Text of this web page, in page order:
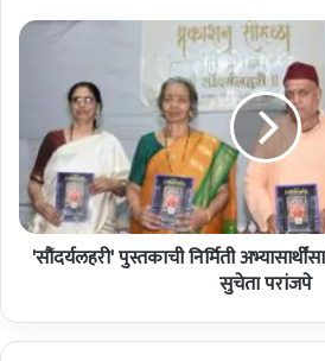
तं
त्रि
म
बु
द्धि
ची
'
री
'
पु
नि
'सौंदर्यलहरी' पुस्तकाची निर्मिती
सुचेता परांजपे